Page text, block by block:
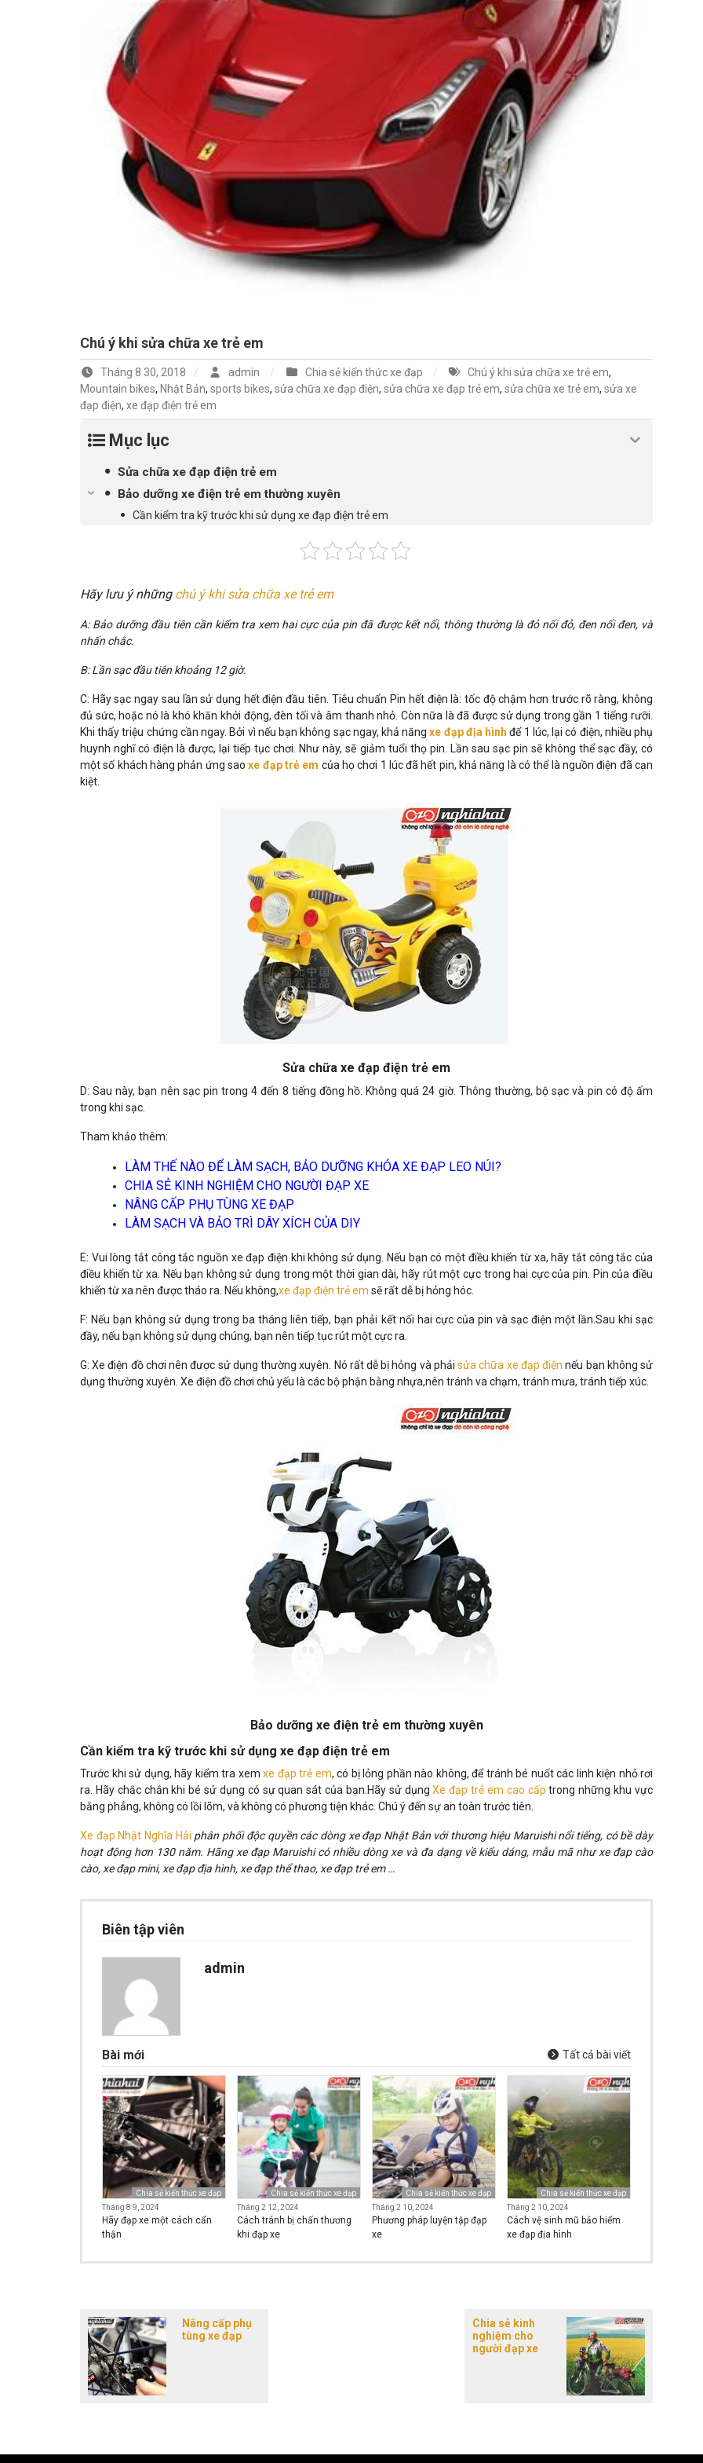
Chú ý khi sửa chữa xe trẻ em
Tháng 8 30, 2018 admin Chia sẻ kiến thức xe đạp Chú ý khi sửa chữa xe trẻ em,
Mountain bikes, Nhật Bản, sports bikes, sửa chữa xe đạp điện, sửa chữa xe đạp trẻ em, sửa chữa xe trẻ em, sửa xe
đạp điện, xe đạp điện trẻ em
Mục lục
Sửa chữa xe đạp điện trẻ em
Bảo dưỡng xe điện trẻ em thường xuyên
Cần kiểm tra kỹ trước khi sử dụng xe đạp điện trẻ em
Hãy lưu ý những chú ý khi sửa chữa xe trẻ em
A: Bảo dưỡng đầu tiên cần kiểm tra xem hai cực của pin đã được kết nối, thông thường là đỏ nối đỏ, đen nối đen, và
nhấn chắc.
B: Lần sạc đầu tiên khoảng 12 giờ.
C: Hãy sạc ngay sau lần sử dụng hết điện đầu tiên. Tiêu chuẩn Pin hết điện là: tốc độ chậm hơn trước rõ ràng, không
đủ sức, hoặc nó là khó khăn khởi động, đèn tối và âm thanh nhỏ. Còn nữa là đã được sử dụng trong gần 1 tiếng rưỡi.
Khi thấy triệu chứng cần ngay. Bởi vì nếu bạn không sạc ngay, khả năngxe đạp địa hình để 1 lúc, lại có điện, nhiều phụ
huynh nghĩ có điện là được, lại tiếp tục chơi. Như này, sẽ giảm tuổi thọ pin. Lần sau sạc pin sẽ không thể sạc đầy, có
một số khách hàng phản ứng saoxe đạp trẻ em của họ chơi 1 lúc đã hết pin, khả năng là có thể là nguồn điện đã cạn
kiệt.
Sửa chữa xe đạp điện trẻ em
D: Sau này, bạn nên sạc pin trong 4 đến 8 tiếng đồng hồ. Không quá 24 giờ. Thông thường, bộ sạc và pin có độ ấm
trong khi sạc.
Tham khảo thêm:
LÀM THẾ NÀO ĐỂ LÀM SẠCH, BẢO DƯỠNG KHÓA XE ĐẠP LEO NÚI?
CHIA SẺ KINH NGHIỆM CHO NGƯỜI ĐẠP XE
NÂNG CẤP PHỤ TÙNG XE ĐẠP
LÀM SẠCH VÀ BẢO TRÌ DÂY XÍCH CỦA DIY
E: Vui lòng tắt công tắc nguồn xe đạp điện khi không sử dụng. Nếu bạn có một điều khiển từ xa, hãy tắt công tắc của
điều khiển từ xa. Nếu bạn không sử dụng trong một thời gian dài, hãy rút một cực trong hai cực của pin. Pin của điều
khiển từ xa nên được tháo ra. Nếu không,xe đạp điện trẻ em sẽ rất dễ bị hỏng hóc.
F: Nếu bạn không sử dụng trong ba tháng liên tiếp, bạn phải kết nối hai cực của pin và sạc điện một lần.Sau khi sạc
đầy, nếu bạn không sử dụng chúng, bạn nên tiếp tục rút một cực ra.
G: Xe điện đồ chơi nên được sử dụng thường xuyên. Nó rất dễ bị hỏng và phảisửa chữa xe đạp điện nếu bạn không sử
dụng thường xuyên. Xe điện đồ chơi chủ yếu là các bộ phận bằng nhựa,nên tránh va chạm, tránh mưa, tránh tiếp xúc.
Bảo dưỡng xe điện trẻ em thường xuyên
Cần kiểm tra kỹ trước khi sử dụng xe đạp điện trẻ em
Trước khi sử dụng, hãy kiểm tra xem xe đạp trẻ em, có bị lỏng phần nào không, để tránh bé nuốt các linh kiện nhỏ rơi
ra. Hãy chắc chắn khi bé sử dụng có sự quan sát của bạn.Hãy sử dụngXe đạp trẻ em cao cấp trong những khu vực
bằng phẳng, không có lồi lõm, và không có phương tiện khác. Chú ý đến sự an toàn trước tiên.
Xe đạp Nhật Nghĩa Hải phân phối độc quyền các dòng xe đạp Nhật Bản với thương hiệu Maruishi nổi tiếng, có bề dày
hoạt động hơn 130 năm. Hãng xe đạp Maruishi có nhiều dòng xe và đa dạng về kiểu dáng, mẫu mã như xe đạp cào
cào, xe đạp mini, xe đạp địa hình, xe đạp thể thao, xe đạp trẻ em …
Biên tập viên
admin
Bài mới Tất cả bài viết
Chia sẻ kiến thức xe đạp
Tháng 8 9, 2024
Hãy đạp xe một cách cẩn
thận
Chia sẻ kiến thức xe đạp
Tháng 2 12, 2024
Cách tránh bị chấn thương
khi đạp xe
Chia sẻ kiến thức xe đạp
Tháng 2 10, 2024
Phương pháp luyện tập đạp
xe
Chia sẻ kiến thức xe đạp
Tháng 2 10, 2024
Cách vệ sinh mũ bảo hiểm
xe đạp địa hình
Nâng cấp phụ
tùng xe đạp
Chia sẻ kinh
nghiệm cho
người đạp xe